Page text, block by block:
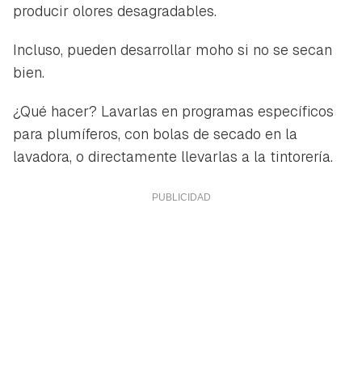
producir olores desagradables.
Incluso, pueden desarrollar moho si no se secan
bien.
¿Qué hacer? Lavarlas en programas específicos
para plumíferos, con bolas de secado en la
lavadora, o directamente llevarlas a la tintorería.